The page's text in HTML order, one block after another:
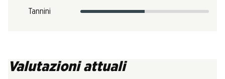
Tannini
Valutazioni attuali